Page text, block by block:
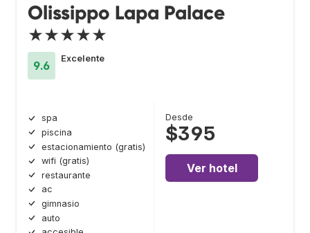
Olissippo Lapa Palace
★★★★★
9.6
Excelente
spa
piscina
estacionamiento (gratis)
wifi (gratis)
restaurante
ac
gimnasio
auto
Desde
$395
Ver hotel